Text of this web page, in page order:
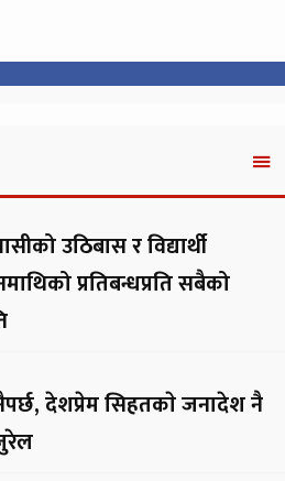
उठिबास र विद्यार्थी
प्रतिबन्धप्रति सबैको
देशप्रेम सिहतकाे जनादेश नै